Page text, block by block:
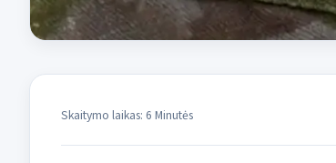
Skaitymo laikas: 6 Minutės